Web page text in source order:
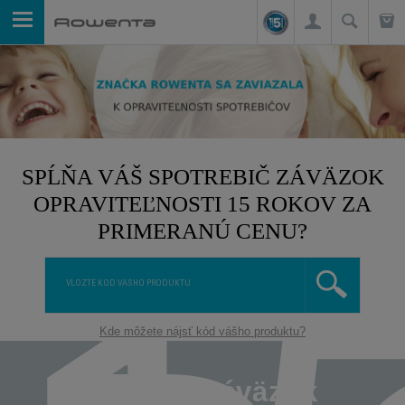
SPĹŇA VÁŠ SPOTREBIČ ZÁVÄZOK
OPRAVITEĽNOSTI 15 ROKOV ZA
PRIMERANÚ CENU?
Kde môžete nájsť kód vášho produktu?
Čo je to záväzok